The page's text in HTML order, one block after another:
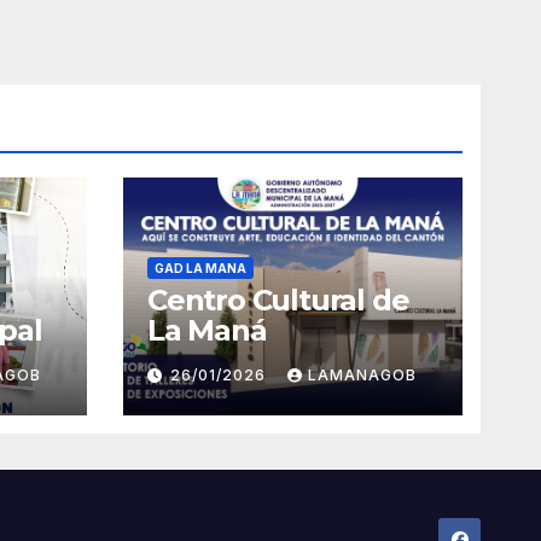
GAD LA MANA
Centro Cultural de
La Maná
26/01/2026 LAMANAGOB